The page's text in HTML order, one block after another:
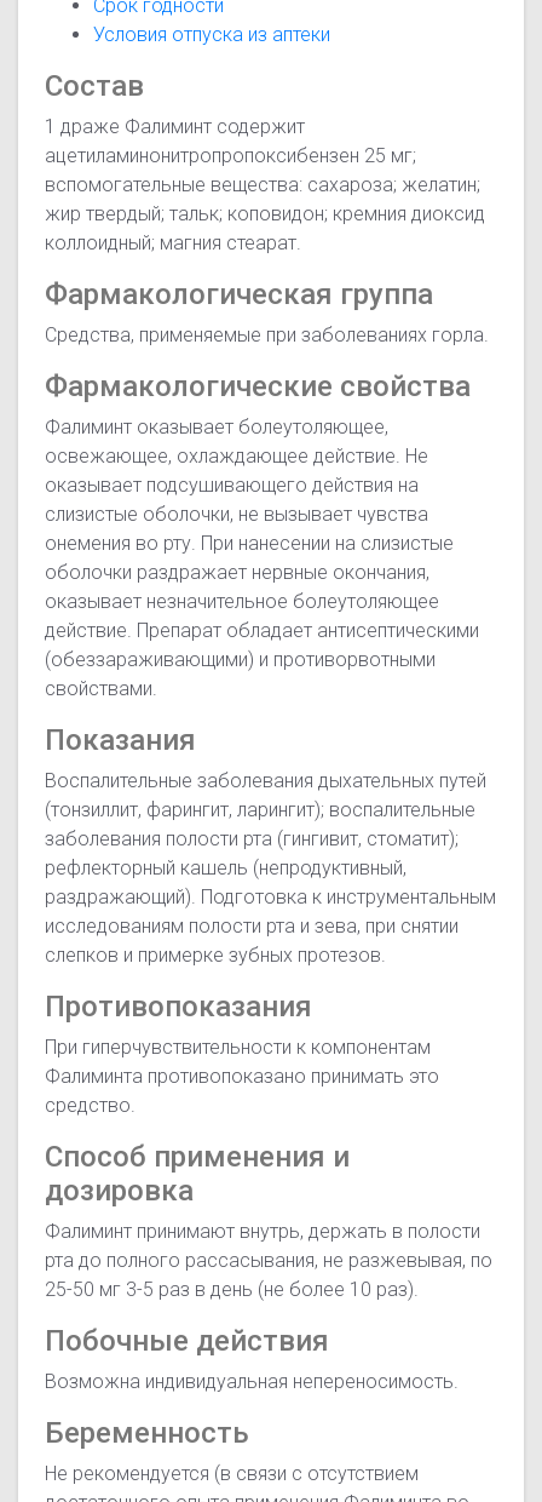
Срок годности
Условия отпуска из аптеки
Состав
1 драже Фалиминт содержит
ацетиламинонитропропоксибензен 25 мг;
вспомогательные вещества: сахароза; желатин;
жир твердый; тальк; коповидон; кремния диоксид
коллоидный; магния стеарат.
Фармакологическая группа
Средства, применяемые при заболеваниях горла.
Фармакологические свойства
Фалиминт оказывает болеутоляющее,
освежающее, охлаждающее действие. Не
оказывает подсушивающего действия на
слизистые оболочки, не вызывает чувства
онемения во рту. При нанесении на слизистые
оболочки раздражает нервные окончания,
оказывает незначительное болеутоляющее
действие. Препарат обладает антисептическими
(обеззараживающими) и противорвотными
свойствами.
Показания
Воспалительные заболевания дыхательных путей
(тонзиллит, фарингит, ларингит); воспалительные
заболевания полости рта (гингивит, стоматит);
рефлекторный кашель (непродуктивный,
раздражающий). Подготовка к инструментальным
исследованиям полости рта и зева, при снятии
слепков и примерке зубных протезов.
Противопоказания
При гиперчувствительности к компонентам
Фалиминта противопоказано принимать это
средство.
Способ применения и
дозировка
Фалиминт принимают внутрь, держать в полости
рта до полного рассасывания, не разжевывая, по
25-50 мг 3-5 раз в день (не более 10 раз).
Побочные действия
Возможна индивидуальная непереносимость.
Беременность
Не рекомендуется (в связи с отсутствием